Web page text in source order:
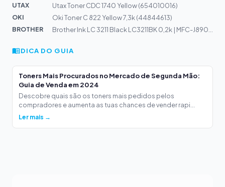
UTAX
Utax Toner CDC 1740 Yellow (654010016)
OKI
Oki Toner C 822 Yellow 7,3k (44844613)
BROTHER
Brother Ink LC 3211 Black LC3211BK 0,2k | MFC-J890DW, D...
DICA DO GUIA
Toners Mais Procurados no Mercado de Segunda Mão:
Guia de Venda em 2024
Descobre quais são os toners mais pedidos pelos
compradores e aumenta as tuas chances de vender rapi...
Ler mais →